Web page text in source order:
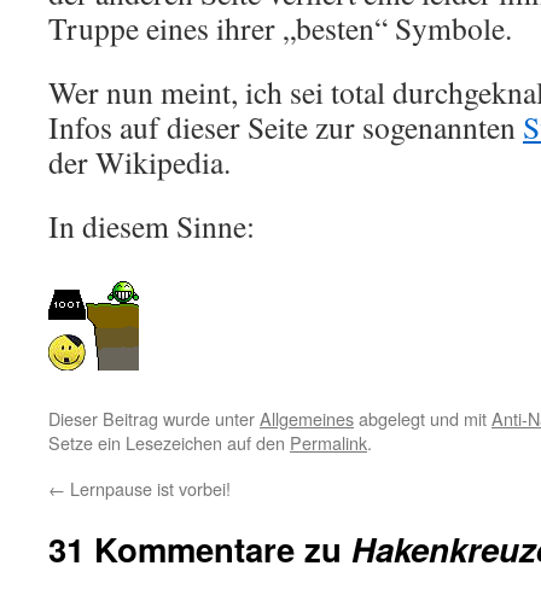
Truppe eines ihrer „besten“ Symbole.
Wer nun meint, ich sei total
Infos auf dieser Seite zur sogenannten
der Wikipedia.
In diesem Sinne:
Dieser Beitrag wurde unterAllgemeinesabgelegt und mitAnti-
Setze ein Lesezeichen auf den Permalink.
← Lernpause ist vorbei!
31 Kommentare zu